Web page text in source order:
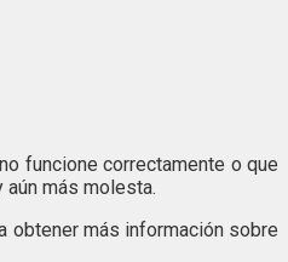
funcione correctamente o que
más molesta.
obtener más información sobre